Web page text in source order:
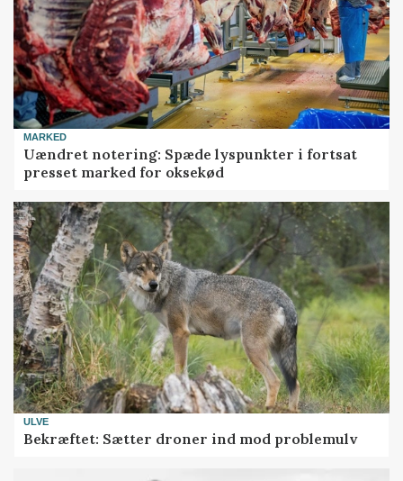
MARKED
Uændret notering: Spæde lyspunkter i fortsat
presset marked for oksekød
ULVE
Bekræftet: Sætter droner ind mod problemulv